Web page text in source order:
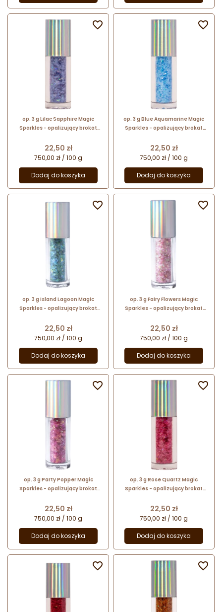
op. 3 g Lilac Sapphire Magic
Sparkles - opalizujący brokat
dekoracji
Cena
22,50 zł
750,00 zł / 100 g
Dodaj do koszyka

op. 3 g Blue Aquamarine Magic
Sparkles - opalizujący brokat
dekoracji
Cena
22,50 zł
750,00 zł / 100 g
Dodaj do koszyka

op. 3 g Island Lagoon Magic
Sparkles - opalizujący brokat
dekoracji
Cena
22,50 zł
750,00 zł / 100 g
Dodaj do koszyka

op. 3 g Fairy Flowers Magic
Sparkles - opalizujący brokat
dekoracji
Cena
22,50 zł
750,00 zł / 100 g
Dodaj do koszyka

op. 3 g Party Popper Magic
Sparkles - opalizujący brokat
dekoracji
Cena
22,50 zł
750,00 zł / 100 g
Dodaj do koszyka

op. 3 g Rose Quartz Magic
Sparkles - opalizujący brokat
dekoracji
Cena
22,50 zł
750,00 zł / 100 g
Dodaj do koszyka

 